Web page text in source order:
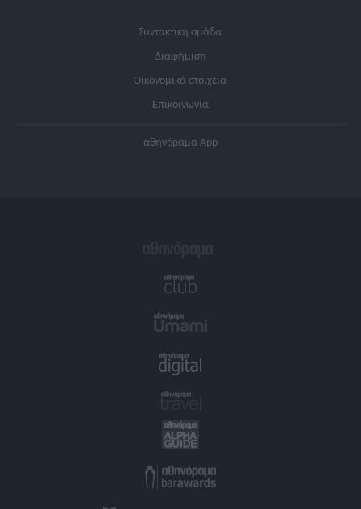
Συντακτική ομάδα
Διαφήμιση
Οικονομικά στοιχεία
Επικοινωνία
αθηνόραμα App